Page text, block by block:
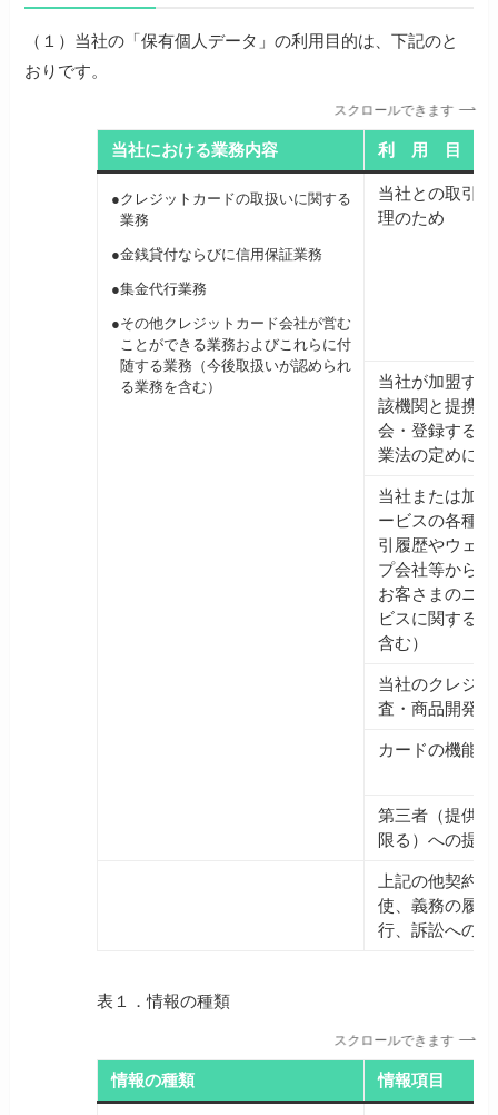
（１）当社の「保有個人データ」の利用目的は、下記のと
おりです。
スクロールできます
当社における業務内容 利 用 目 的
●クレジットカードの取扱いに関する
業務
●金銭貸付ならびに信用保証業務
●集金代行業務
●その他クレジットカード会社が営む
ことができる業務およびこれらに付
随する業務（今後取扱いが認められ
る業務を含む）
当社との取引
理のため
当社が加盟す
該機関と提携
会・登録する
業法の定めに
当社または加
ービスの各種
引履歴やウェ
プ会社等から
お客さまのニ
ビスに関する
含む）
当社のクレジ
査・商品開発
カードの機能
第三者（提供
限る）への提
上記の他契約
使、義務の履
行、訴訟への
表１．情報の種類
スクロールできます
情報の種類 情報項目